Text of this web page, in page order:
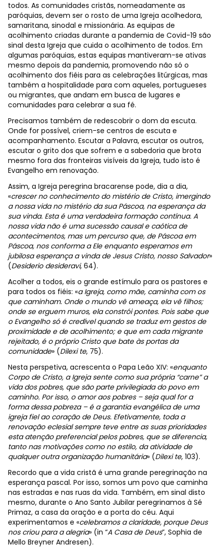
todos. As comunidades cristãs, nomeadamente as
paróquias, devem ser o rosto de uma Igreja acolhedora,
samaritana, sinodal e missionária. As equipas de
acolhimento criadas durante a pandemia de Covid-19 são
sinal desta Igreja que cuida o acolhimento de todos. Em
algumas paróquias, estas equipas mantiveram-se ativas
mesmo depois da pandemia, promovendo não só o
acolhimento dos fiéis para as celebrações litúrgicas, mas
também a hospitalidade para com aqueles, portugueses
ou migrantes, que andam em busca de lugares e
comunidades para celebrar a sua fé.
Precisamos também de redescobrir o dom da escuta.
Onde for possível, criem-se centros de escuta e
acompanhamento. Escutar a Palavra, escutar os outros,
escutar o grito dos que sofrem e a sabedoria que brota
mesmo fora das fronteiras visíveis da Igreja, tudo isto é
Evangelho em renovação.
Assim, a Igreja peregrina bracarense pode, dia a dia,
«crescer no conhecimento do mistério de Cristo, imergindo
a nossa vida no mistério da sua Páscoa, na esperança da
sua vinda. Esta é uma verdadeira formação contínua. A
nossa vida não é uma sucessão causal e caótica de
acontecimentos, mas um percurso que, de Páscoa em
Páscoa, nos conforma a Ele enquanto esperamos em
jubilosa esperança a vinda de Jesus Cristo, nosso Salvador»
(Desiderio desideravi, 64).
Acolher a todos, eis o grande estímulo para os pastores e
para todos os fiéis: «a Igreja, como mãe, caminha com os
que caminham. Onde o mundo vê ameaça, ela vê filhos;
onde se erguem muros, ela constrói pontes. Pois sabe que
o Evangelho só é credível quando se traduz em gestos de
proximidade e de acolhimento; e que em cada migrante
rejeitado, é o próprio Cristo que bate às portas da
comunidade» (Dilexi te, 75).
Nesta perspetiva, acrescenta o Papa Leão XIV: «enquanto
Corpo de Cristo, a Igreja sente como sua própria “carne” a
vida dos pobres, que são parte privilegiada do povo em
caminho. Por isso, o amor aos pobres – seja qual for a
forma dessa pobreza – é a garantia evangélica de uma
igreja fiel ao coração de Deus. Efetivamente, toda a
renovação eclesial sempre teve entre as suas prioridades
esta atenção preferencial pelos pobres, que se diferencia,
tanto nas motivações como no estilo, da atividade de
qualquer outra organização humanitária» (Dilexi te, 103).
Recordo que a vida cristã é uma grande peregrinação na
esperança pascal. Por isso, somos um povo que caminha
nas estradas e nas ruas da vida. Também, em sinal disto
mesmo, durante o Ano Santo Jubilar peregrinamos à Sé
Primaz, a casa da oração e a porta do céu. Aqui
experimentamos e «celebramos a claridade, porque Deus
nos criou para a alegria» (in “A Casa de Deus”, Sophia de
Mello Breyner Andresen).